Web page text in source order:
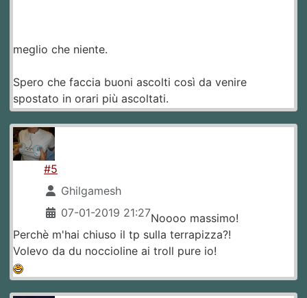
meglio che niente.
Spero che faccia buoni ascolti così da venire
spostato in orari più ascoltati.
#5
Ghilgamesh
07-01-2019 21:27Noooo massimo!
Perchè m'hai chiuso il tp sulla terrapizza?!
Volevo da du noccioline ai troll pure io!